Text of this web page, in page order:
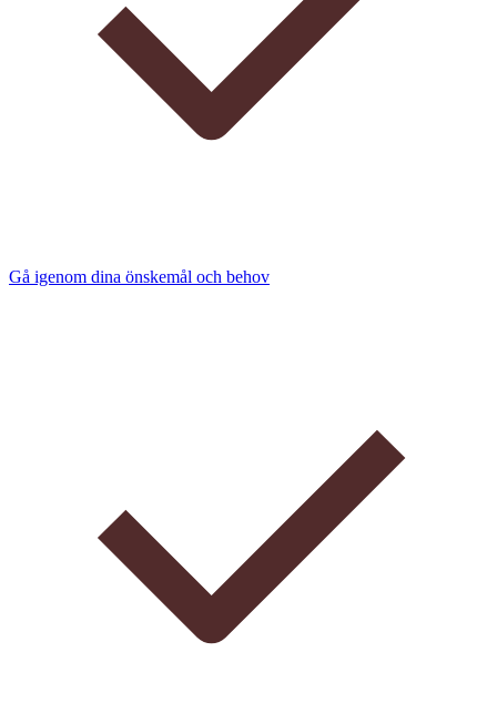
Gå igenom dina önskemål och behov